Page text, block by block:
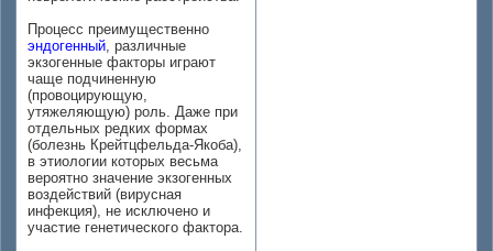
Процесс преимущественно
эндогенный, различные
экзогенные факторы играют
чаще подчиненную
(провоцирующую,
утяжеляющую) роль. Даже при
отдельных редких формах
(болезнь Крейтцфельда-Якоба),
в этиологии которых весьма
вероятно значение экзогенных
воздействий (вирусная
инфекция), не исключено и
участие генетического фактора.